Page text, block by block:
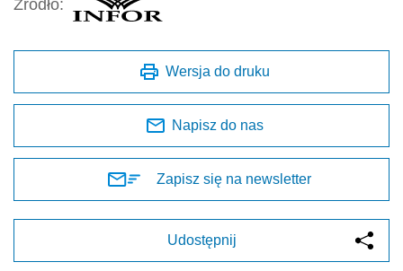
Źródło:
Wersja do druku
Napisz do nas
Zapisz się na newsletter
Udostępnij